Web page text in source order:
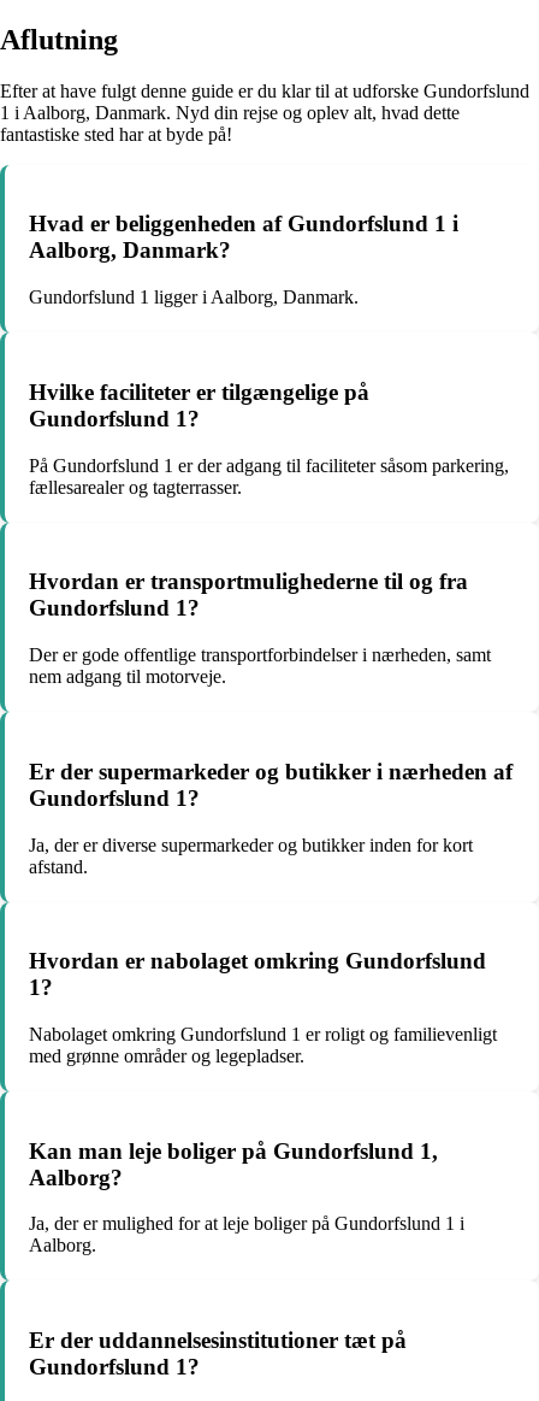
Aflutning
Efter at have fulgt denne guide er du klar til at udforske Gundorfslund
1 i Aalborg, Danmark. Nyd din rejse og oplev alt, hvad dette
fantastiske sted har at byde på!
Hvad er beliggenheden af Gundorfslund 1 i
Aalborg, Danmark?
Gundorfslund 1 ligger i Aalborg, Danmark.
Hvilke faciliteter er tilgængelige på
Gundorfslund 1?
På Gundorfslund 1 er der adgang til faciliteter såsom parkering,
fællesarealer og tagterrasser.
Hvordan er transportmulighederne til og fra
Gundorfslund 1?
Der er gode offentlige transportforbindelser i nærheden, samt
nem adgang til motorveje.
Er der supermarkeder og butikker i nærheden af
Gundorfslund 1?
Ja, der er diverse supermarkeder og butikker inden for kort
afstand.
Hvordan er nabolaget omkring Gundorfslund
1?
Nabolaget omkring Gundorfslund 1 er roligt og familievenligt
med grønne områder og legepladser.
Kan man leje boliger på Gundorfslund 1,
Aalborg?
Ja, der er mulighed for at leje boliger på Gundorfslund 1 i
Aalborg.
Er der uddannelsesinstitutioner tæt på
Gundorfslund 1?